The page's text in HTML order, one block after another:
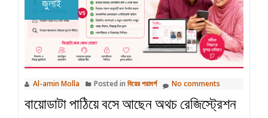
জীবনসঙ্গী
নির্বাচনে
কোনটি
বেশি
গুরুত্বপূর্ণ?
জুলাই
Al-amin Molla Posted in বিয়ের পরামর্শ No comments
বায়োডাটা পাঠিয়ে বসে আছেন অথচ রেজিস্ট্রেশন